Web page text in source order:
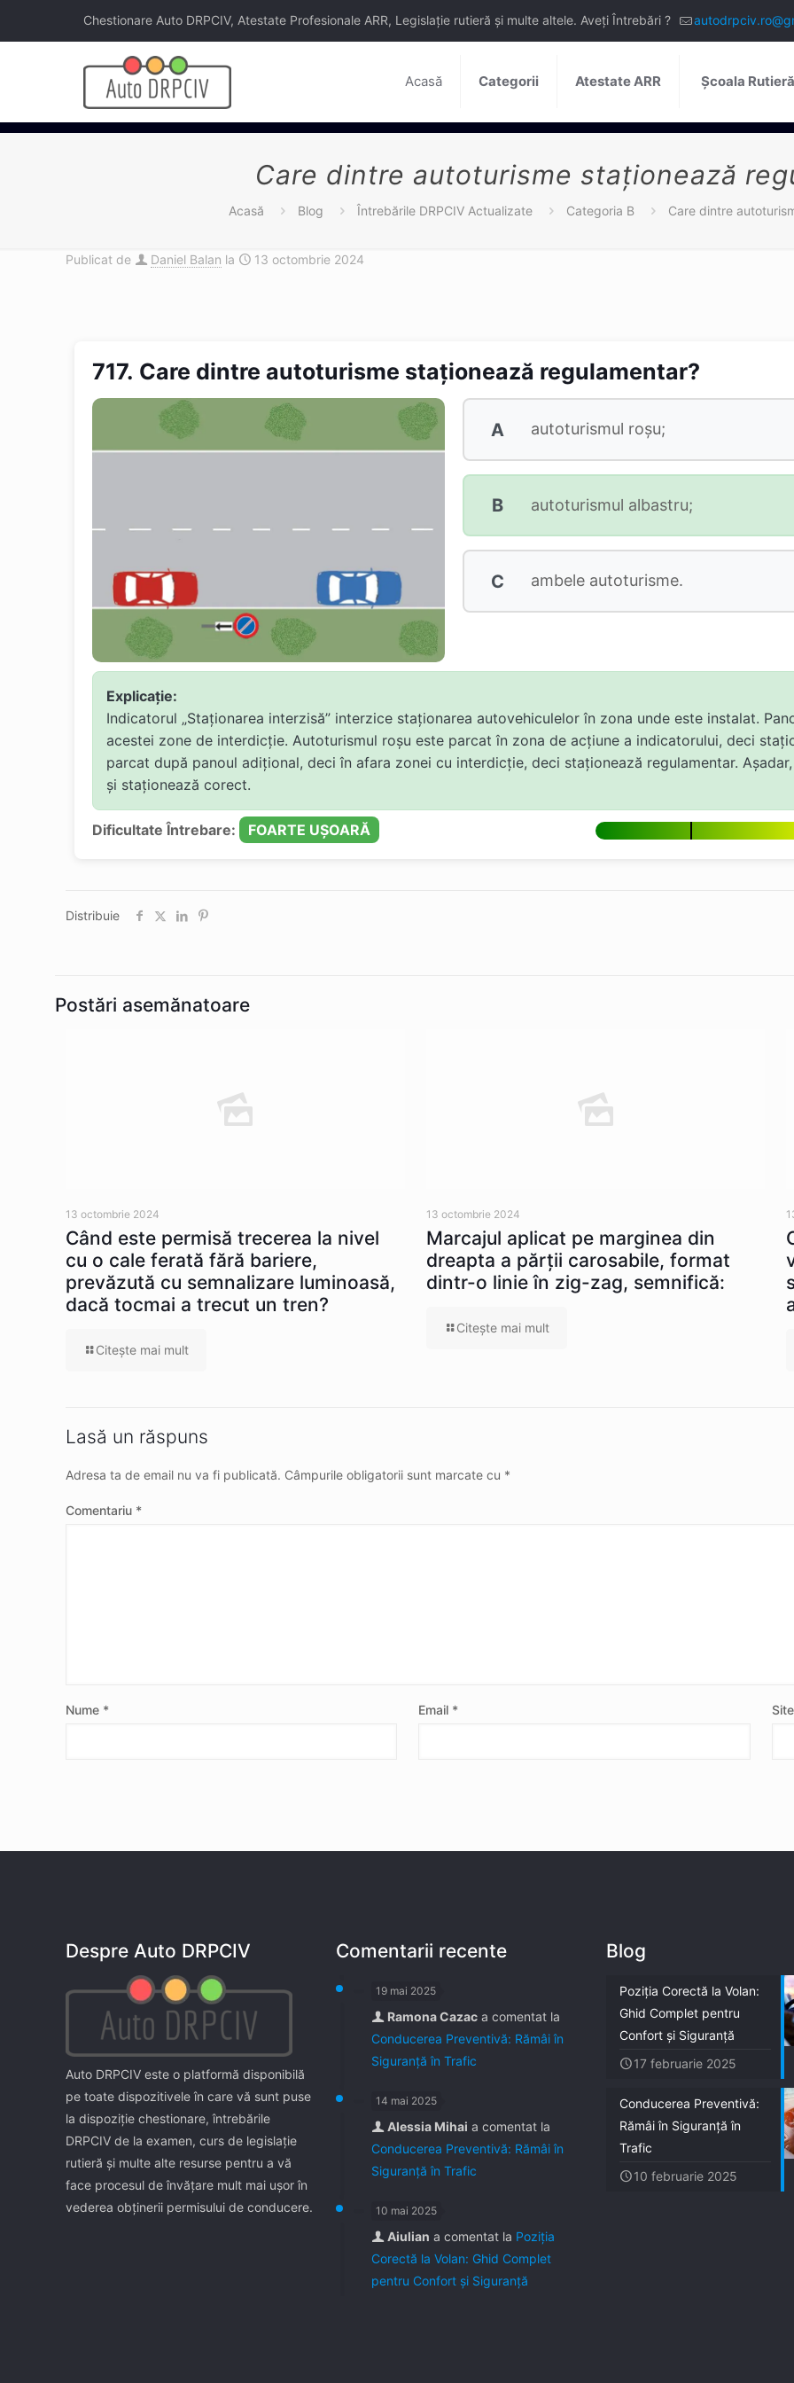
Chestionare Auto DRPCIV, Atestate Profesionale ARR, Legislație rutieră și multe altele. Aveți Întrebări ?
Acasă Categorii Atestate ARR Școala
Care dintre autoturisme staţionează
Acasă Blog Întrebările DRPCIV Actualizate Categoria B Care dintre
Publicat de Daniel Balan la 13 octombrie 2024
717. Care dintre autoturisme staţionează regulamentar?
A autoturismul roşu;
B autoturismul albastru;
C ambele autoturisme.
Explicație:
Indicatorul „Staționarea interzisă” interzice staționarea autovehiculelor în zona unde este instalat.
acestei zone de interdicție. Autoturismul roșu este parcat în zona de acțiune a indicatorului, deci
parcat după panoul adițional, deci în afara zonei cu interdicție, deci staționează regulamentar.
și staționează corect.
Dificultate Întrebare: FOARTE UȘOARĂ
Distribuie
Postări asemănatoare
13 octombrie 2024
Când este permisă trecerea la nivel
cu o cale ferată fără bariere,
prevăzută cu semnalizare luminoasă,
dacă tocmai a trecut un tren?
Citeşte mai mult
13 octombrie 2024
Marcajul aplicat pe marginea din
dreapta a părţii carosabile, format
dintr-o linie în zig-zag, semnifică:
Citeşte mai mult
Lasă un răspuns
Adresa ta de email nu va fi publicată. Câmpurile obligatorii sunt marcate cu *
Comentariu *
Nume * Email *
Despre Auto DRPCIV
Auto DRPCIV este o platformă disponibilă
pe toate dispozitivele în care vă sunt puse
la dispoziţie chestionare, întrebările
DRPCIV de la examen, curs de legislaţie
rutieră şi multe alte resurse pentru a vă
face procesul de învăţare mult mai uşor în
vederea obţinerii permisului de conducere.
Comentarii recente
19 mai 2025
Ramona Cazac a comentat la
Conducerea Preventivă: Rămâi în
Siguranță în Trafic
14 mai 2025
Alessia Mihai a comentat la
Conducerea Preventivă: Rămâi în
Siguranță în Trafic
10 mai 2025
Aiulian a comentat la Poziția
Corectă la Volan: Ghid Complet
pentru Confort și Siguranță
Blog
Poziția Corectă la Volan:
Ghid Complet pentru
Confort și Siguranță
17 februarie 2025
Conducerea Preventivă:
Rămâi în Siguranță în
Trafic
10 februarie 2025